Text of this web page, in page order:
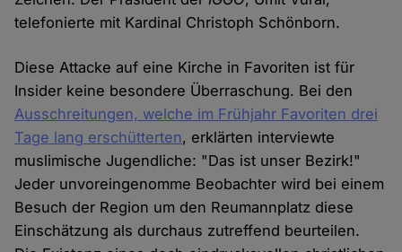
telefonierte mit Kardinal Christoph Schönborn.
Diese Attacke auf eine Kirche in Favoriten ist für
Insider keine besondere Überraschung. Bei den
Ausschreitungen, welche im Frühjahr Favoriten drei
Tage lang erschütterten, erklärten interviewte
muslimische Jugendliche: "Das ist unser Bezirk!"
Jeder unvoreingenomme Beobachter wird bei einem
Besuch der Region um den Reumannplatz diese
Einschätzung als durchaus zutreffend beurteilen.